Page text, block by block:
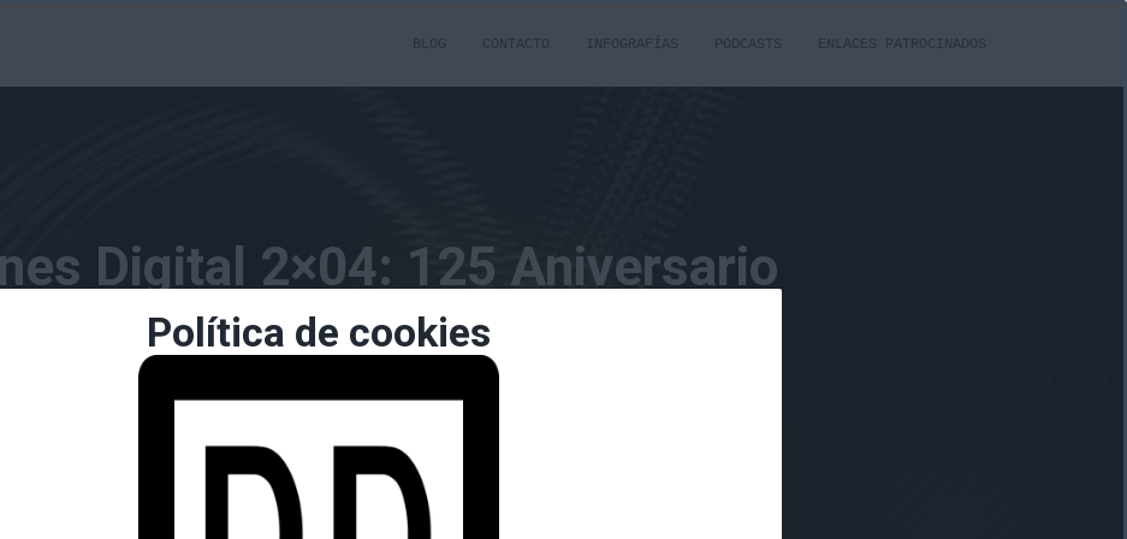
BLOG CONTACTO INFOGRAFÍAS PODCASTS ENLACES PATROCINADOS
Digital 2×04: 125 Aniversario
y Pokemon videojuego + TCG
Publicado porborrachuzoel17/10/2014
Política de cookies